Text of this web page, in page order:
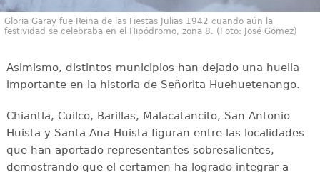
Gloria Garay fue Reina de las Fiestas Julias 1942 cuando aún la
festividad se celebraba en el Hipódromo, zona 8. (Foto: José Gómez)
Asimismo, distintos municipios han dejado una huella
importante en la historia de Señorita Huehuetenango.
Chiantla, Cuilco, Barillas, Malacatancito, San Antonio
Huista y Santa Ana Huista figuran entre las localidades
que han aportado representantes sobresalientes,
demostrando que el certamen ha logrado integrar a